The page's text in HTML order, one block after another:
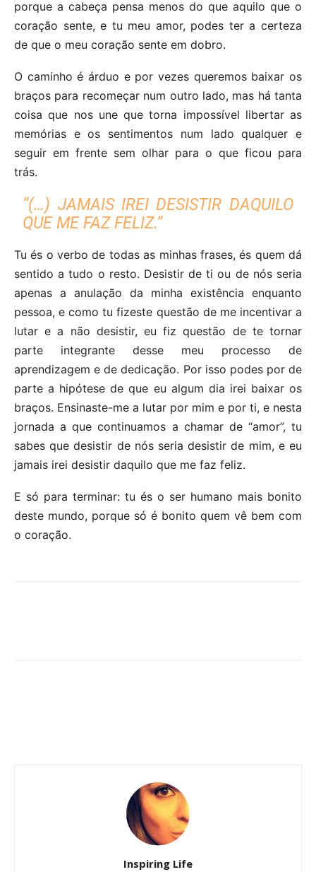
porque a cabeça pensa menos do que aquilo que o
coração sente, e tu meu amor, podes ter a certeza
de que o meu coração sente em dobro.
O caminho é árduo e por vezes queremos baixar os
braços para recomeçar num outro lado, mas há tanta
coisa que nos une que torna impossível libertar as
memórias e os sentimentos num lado qualquer e
seguir em frente sem olhar para o que ficou para
trás.
“(…) JAMAIS IREI DESISTIR DAQUILO
QUE ME FAZ FELIZ.”
Tu és o verbo de todas as minhas frases, és quem dá
sentido a tudo o resto. Desistir de ti ou de nós seria
apenas a anulação da minha existência enquanto
pessoa, e como tu fizeste questão de me incentivar a
lutar e a não desistir, eu fiz questão de te tornar
parte integrante desse meu processo de
aprendizagem e de dedicação. Por isso podes por de
parte a hipótese de que eu algum dia irei baixar os
braços. Ensinaste-me a lutar por mim e por ti, e nesta
jornada a que continuamos a chamar de “amor”, tu
sabes que desistir de nós seria desistir de mim, e eu
jamais irei desistir daquilo que me faz feliz.
E só para terminar: tu és o ser humano mais bonito
deste mundo, porque só é bonito quem vê bem com
o coração.
Inspiring Life